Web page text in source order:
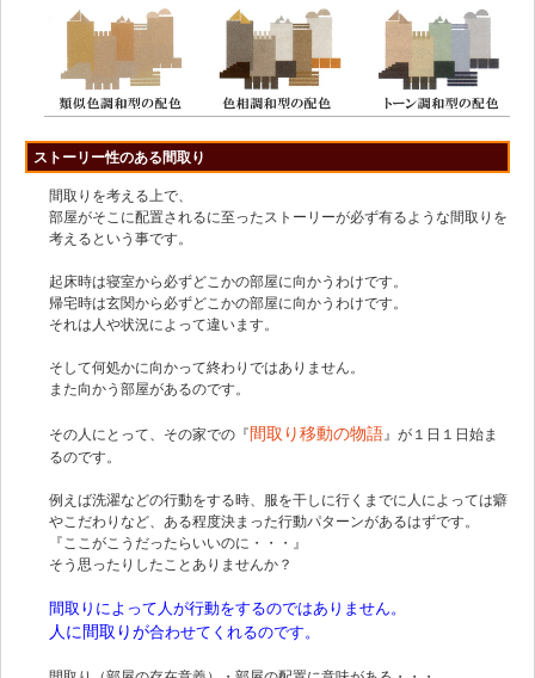
ストーリー性のある間取り
間取りを考える上で、
部屋がそこに配置されるに至ったストーリーが必ず有るような間取りを
考えるという事です。
起床時は寝室から必ずどこかの部屋に向かうわけです。
帰宅時は玄関から必ずどこかの部屋に向かうわけです。
それは人や状況によって違います。
そして何処かに向かって終わりではありません。
また向かう部屋があるのです。
その人にとって、その家での『間取り移動の物語』が１日１日始ま
るのです。
例えば洗濯などの行動をする時、服を干しに行くまでに人によっては癖
やこだわりなど、ある程度決まった行動パターンがあるはずです。
『ここがこうだったらいいのに・・・』
そう思ったりしたことありませんか？
間取りによって人が行動をするのではありません。
人に間取りが合わせてくれるのです。